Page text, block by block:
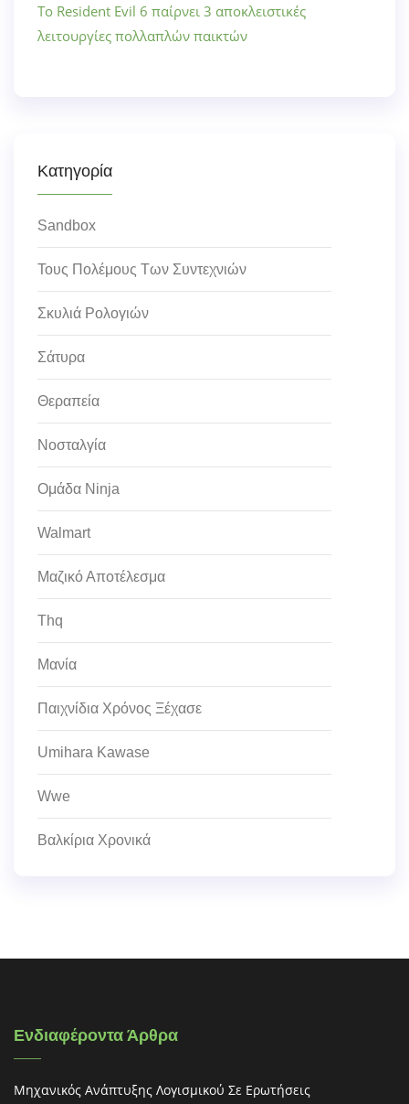
Το Resident Evil 6 παίρνει 3 αποκλειστικές
λειτουργίες πολλαπλών παικτών
Κατηγορία
Sandbox
Τους Πολέμους Των Συντεχνιών
Σκυλιά Ρολογιών
Σάτυρα
Θεραπεία
Νοσταλγία
Ομάδα Ninja
Walmart
Μαζικό Αποτέλεσμα
Thq
Μανία
Παιχνίδια Χρόνος Ξέχασε
Umihara Kawase
Wwe
Βαλκίρια Χρονικά
Ενδιαφέροντα Άρθρα
Μηχανικός Ανάπτυξης Λογισμικού Σε Ερωτήσεις